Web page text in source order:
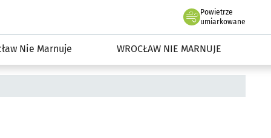
Powietrze
we Wrocławiu
umiarkowane
Nie Marnuje WROCŁAW NIE MARNUJE